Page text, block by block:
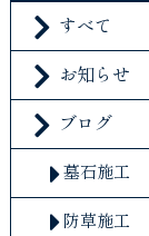
すべて
お知らせ
ブログ
墓石施工
防草施工